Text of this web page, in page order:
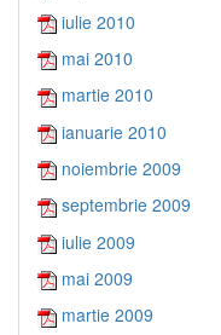
iulie 2010
mai 2010
martie 2010
ianuarie 2010
noiembrie 2009
septembrie 2009
iulie 2009
mai 2009
martie 2009